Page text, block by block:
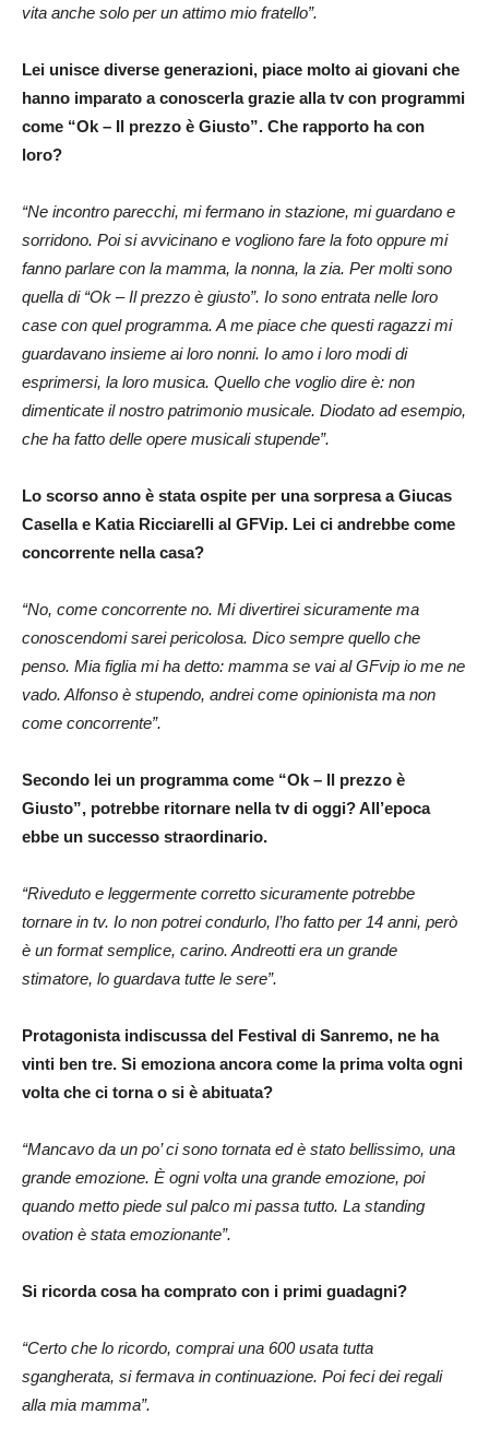
vita anche solo per un attimo mio fratello”.
Lei unisce diverse generazioni, piace molto ai giovani che
hanno imparato a conoscerla grazie alla tv con programmi
come “Ok – Il prezzo è Giusto”. Che rapporto ha con
loro?
“Ne incontro parecchi, mi fermano in stazione, mi guardano e
sorridono. Poi si avvicinano e vogliono fare la foto oppure mi
fanno parlare con la mamma, la nonna, la zia. Per molti sono
quella di “Ok – Il prezzo è giusto”. Io sono entrata nelle loro
case con quel programma. A me piace che questi ragazzi mi
guardavano insieme ai loro nonni. Io amo i loro modi di
esprimersi, la loro musica. Quello che voglio dire è: non
dimenticate il nostro patrimonio musicale. Diodato ad esempio,
che ha fatto delle opere musicali stupende”.
Lo scorso anno è stata ospite per una sorpresa a Giucas
Casella e Katia Ricciarelli al GFVip. Lei ci andrebbe come
concorrente nella casa?
“No, come concorrente no. Mi divertirei sicuramente ma
conoscendomi sarei pericolosa. Dico sempre quello che
penso. Mia figlia mi ha detto: mamma se vai al GFvip io me ne
vado. Alfonso è stupendo, andrei come opinionista ma non
come concorrente”.
Secondo lei un programma come “Ok – Il prezzo è
Giusto”, potrebbe ritornare nella tv di oggi? All’epoca
ebbe un successo straordinario.
“Riveduto e leggermente corretto sicuramente potrebbe
tornare in tv. Io non potrei condurlo, l’ho fatto per 14 anni, però
è un format semplice, carino. Andreotti era un grande
stimatore, lo guardava tutte le sere”.
Protagonista indiscussa del Festival di Sanremo, ne ha
vinti ben tre. Si emoziona ancora come la prima volta ogni
volta che ci torna o si è abituata?
“Mancavo da un po’ ci sono tornata ed è stato bellissimo, una
grande emozione. È ogni volta una grande emozione, poi
quando metto piede sul palco mi passa tutto. La standing
ovation è stata emozionante”.
Si ricorda cosa ha comprato con i primi guadagni?
“Certo che lo ricordo, comprai una 600 usata tutta
sgangherata, si fermava in continuazione. Poi feci dei regali
alla mia mamma”.